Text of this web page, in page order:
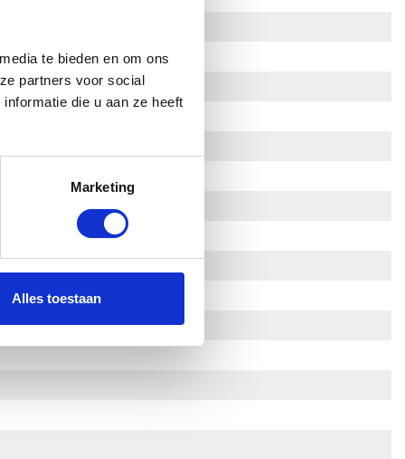
te bieden en om ons
partners voor social
die u aan ze heeft
Marketing
Alles toestaan